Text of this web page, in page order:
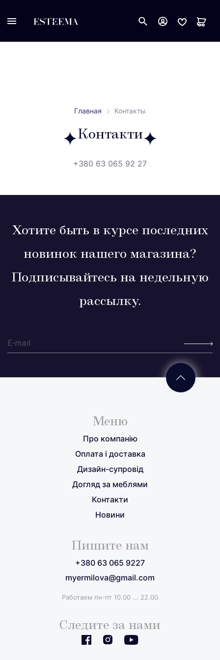
Главная Контакты
Контакти
+380 63 065 92 27
Хотите быть в курсе последних
новинок нашего магазина?
Подписывайтесь на недельную
рассылку.
Меню
Про компанію
Оплата і доставка
Дизайн-супровід
Догляд за меблями
Контакти
Новини
Пишите нам
+380 63 065 9227
myermilova@gmail.com
Работаем пн-пт 10.00 ... 22.00
Следите за нами